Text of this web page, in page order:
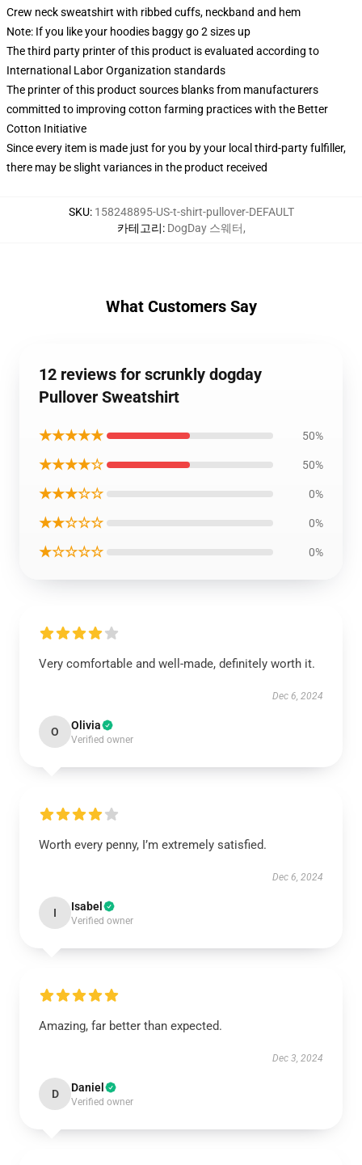
Crew neck sweatshirt with ribbed cuffs, neckband and hem
Note: If you like your hoodies baggy go 2 sizes up
The third party printer of this product is evaluated according to
International Labor Organization standards
The printer of this product sources blanks from manufacturers
committed to improving cotton farming practices with the Better
Cotton Initiative
Since every item is made just for you by your local third-party fulfiller,
there may be slight variances in the product received
SKU: 158248895-US-t-shirt-pullover-DEFAULT
카테고리: DogDay 스웨터,
What Customers Say
12 reviews for scrunkly dogday
Pullover Sweatshirt
★★★★★ 50%
★★★★☆ 50%
★★★☆☆ 0%
★★☆☆☆ 0%
★☆☆☆☆ 0%
Very comfortable and well-made, definitely worth it.
Dec 6, 2024
O Olivia
Verified owner
Worth every penny, I’m extremely satisfied.
Dec 6, 2024
I Isabel
Verified owner
Amazing, far better than expected.
Dec 3, 2024
D Daniel
Verified owner